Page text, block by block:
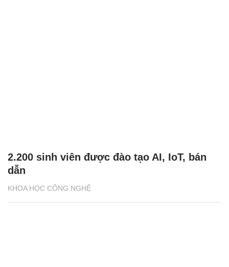
KHOA HỌC CÔNG NGHỆ
2.200 sinh viên được đào tạo AI, IoT, bán
dẫn